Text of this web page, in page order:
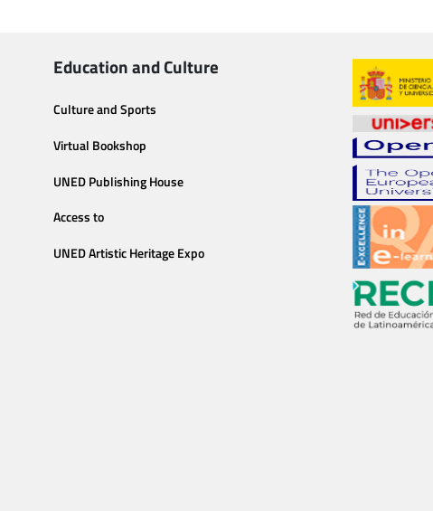
Education and Culture
Culture and Sports
Virtual Bookshop
UNED Publishing House
Access to
UNED Artistic Heritage Expo